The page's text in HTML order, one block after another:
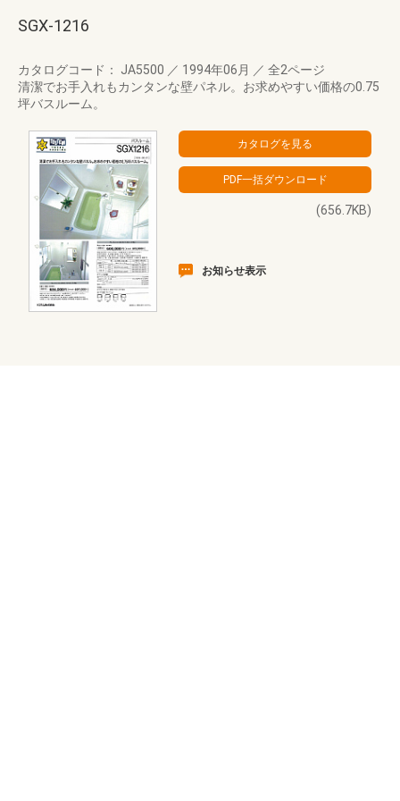
SGX-1216
カタログコード： JA5500 ／ 1994年06月 ／ 全2ページ
清潔でお手入れもカンタンな壁パネル。お求めやすい価格の0.75
坪バスルーム。
(656.7KB)
お知らせ表示